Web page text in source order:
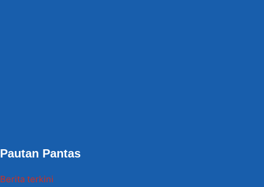
Pautan Pantas
Berita terkini